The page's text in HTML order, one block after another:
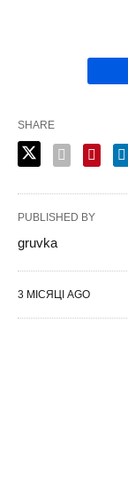
SHARE
PUBLISHED BY
gruvka
3 МІСЯЦІ AGO